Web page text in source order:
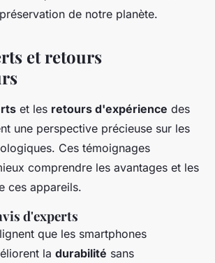
de notre planète.
et retours
et les retours d'expérience des
une perspective précieuse sur les
Ces témoignages
comprendre les avantages et les
ces appareils.
d'experts
que les smartphones
la durabilité sans